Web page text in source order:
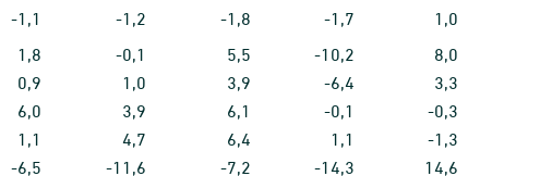
-1,1 -1,2 -1,8 -1,7
1,0
1,8 -0,1 5,5 -10,2
8,0
0,9 1,0 3,9 -6,4
3,3
6,0 3,9 6,1 -0,1
-0,3
1,1 4,7 6,4 1,1
-1,3
-6,5 -11,6 -7,2 -14,3
14,6